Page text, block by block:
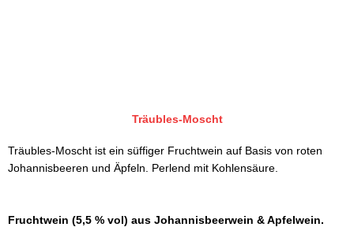
Träubles-Moscht
Träubles-Moscht ist ein süffiger Fruchtwein auf Basis von roten
Johannisbeeren und Äpfeln. Perlend mit Kohlensäure.
Fruchtwein (5,5 % vol) aus Johannisbeerwein & Apfelwein.